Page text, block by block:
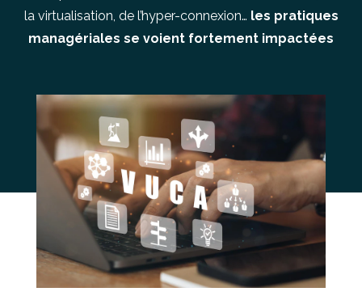
la virtualisation, de l’hyper-connexion… les pratiques
managériales se voient fortement impactées